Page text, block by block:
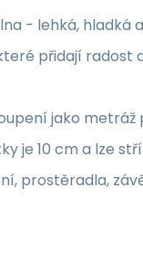
- lehká, hladká
přidají radost
jako
je 10 cm a lze
prostěradla,